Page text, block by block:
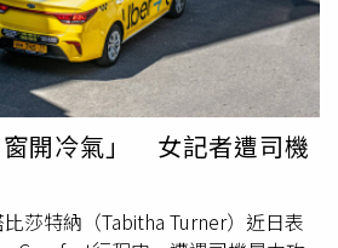
is.quenby/凱莉：
kelly1110_/📍特別來賓：林
www.instagram.com/timlin0107/
粉絲承認，自己在前1天發布的貼文
大家胃口。報導認為，在如今的社群
早該料到詹姆斯的貼文，有可能只是
一提的是，7日恰逢亞馬遜
Day」購物節，詹姆斯過去也曾替
亞馬遜無關，而是另一場商業宣
的「第2次決定」充滿期待，畢竟
許多人推測這可能與他職業生涯的
開冷氣」 女記者遭司機
莎特納（Tabitha Turner）近日表